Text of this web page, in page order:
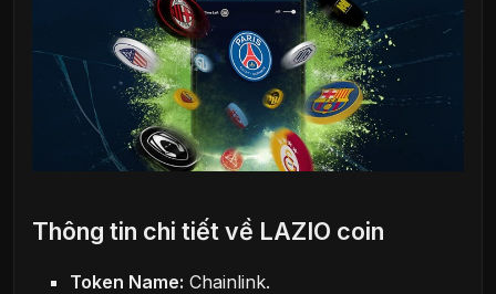
Thông tin chi tiết về LAZIO coin
Token Name: Chainlink.